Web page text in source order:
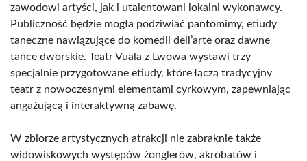
zawodowi artyści, jak i utalentowani lokalni wykonawcy.
Publiczność będzie mogła podziwiać pantomimy, etiudy
taneczne nawiązujące do komedii dell’arte oraz dawne
tańce dworskie. Teatr Vuala z Lwowa wystawi trzy
specjalnie przygotowane etiudy, które łączą tradycyjny
teatr z nowoczesnymi elementami cyrkowym, zapewniając
angażującą i interaktywną zabawę.
W zbiorze artystycznych atrakcji nie zabraknie także
widowiskowych występów żonglerów, akrobatów i